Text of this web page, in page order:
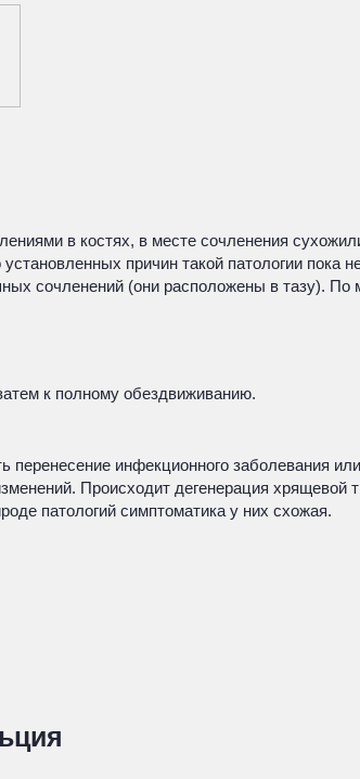
в костях, в месте сочленения
причин такой патологии пока
сочленений (они расположены в тазу). По
к полному обездвиживанию.
перенесение инфекционного заболевания
Происходит дегенерация хрящевой
патологий симптоматика у них схожая.